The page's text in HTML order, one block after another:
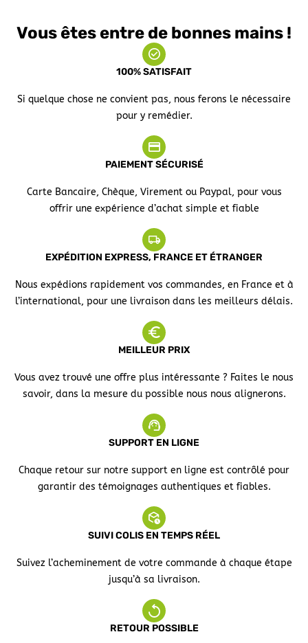
Vous êtes entre de bonnes mains !
100% SATISFAIT
Si quelque chose ne convient pas, nous ferons le nécessaire
pour y remédier.
PAIEMENT SÉCURISÉ
Carte Bancaire, Chèque, Virement ou Paypal, pour vous
offrir une expérience d’achat simple et fiable
EXPÉDITION EXPRESS, FRANCE ET ÉTRANGER
Nous expédions rapidement vos commandes, en France et à
l’international, pour une livraison dans les meilleurs délais.
MEILLEUR PRIX
Vous avez trouvé une offre plus intéressante ? Faites le nous
savoir, dans la mesure du possible nous nous alignerons.
SUPPORT EN LIGNE
Chaque retour sur notre support en ligne est contrôlé pour
garantir des témoignages authentiques et fiables.
SUIVI COLIS EN TEMPS RÉEL
Suivez l’acheminement de votre commande à chaque étape
jusqu’à sa livraison.
RETOUR POSSIBLE